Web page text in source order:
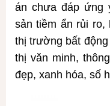
án chưa đáp ứng
sản tiềm ẩn rủi ro,
thị trường bất
thị văn minh,
đẹp, xanh hóa, số